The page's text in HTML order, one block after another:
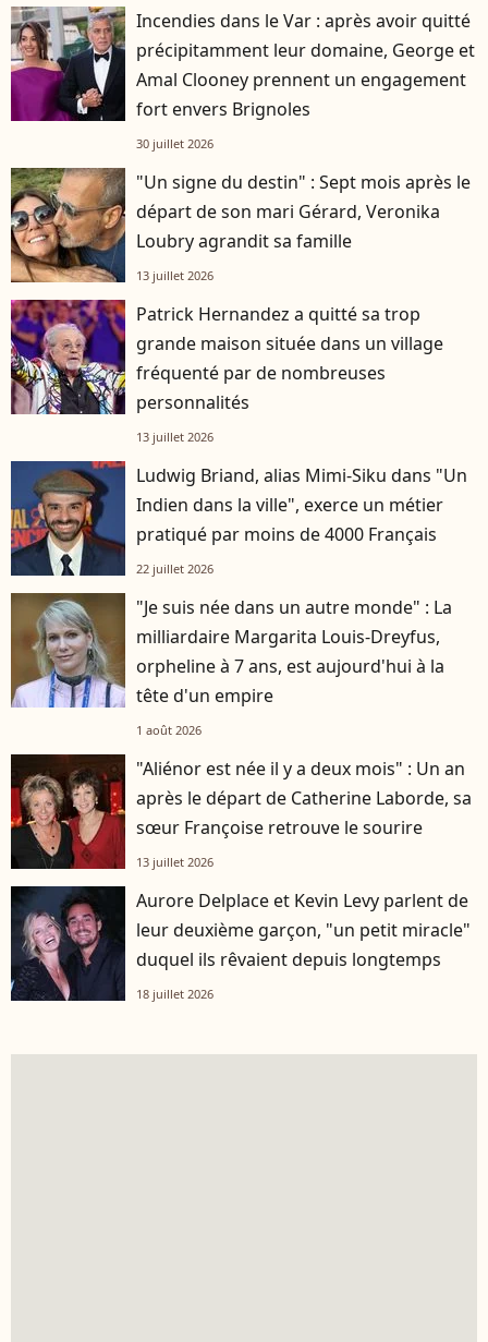
Incendies dans le Var : après avoir quitté
précipitamment leur domaine, George et
Amal Clooney prennent un engagement
fort envers Brignoles
30 juillet 2026
"Un signe du destin" : Sept mois après le
départ de son mari Gérard, Veronika
Loubry agrandit sa famille
13 juillet 2026
Patrick Hernandez a quitté sa trop
grande maison située dans un village
fréquenté par de nombreuses
personnalités
13 juillet 2026
Ludwig Briand, alias Mimi-Siku dans "Un
Indien dans la ville", exerce un métier
pratiqué par moins de 4000 Français
22 juillet 2026
"Je suis née dans un autre monde" : La
milliardaire Margarita Louis-Dreyfus,
orpheline à 7 ans, est aujourd'hui à la
tête d'un empire
1 août 2026
"Aliénor est née il y a deux mois" : Un an
après le départ de Catherine Laborde, sa
sœur Françoise retrouve le sourire
13 juillet 2026
Aurore Delplace et Kevin Levy parlent de
leur deuxième garçon, "un petit miracle"
duquel ils rêvaient depuis longtemps
18 juillet 2026